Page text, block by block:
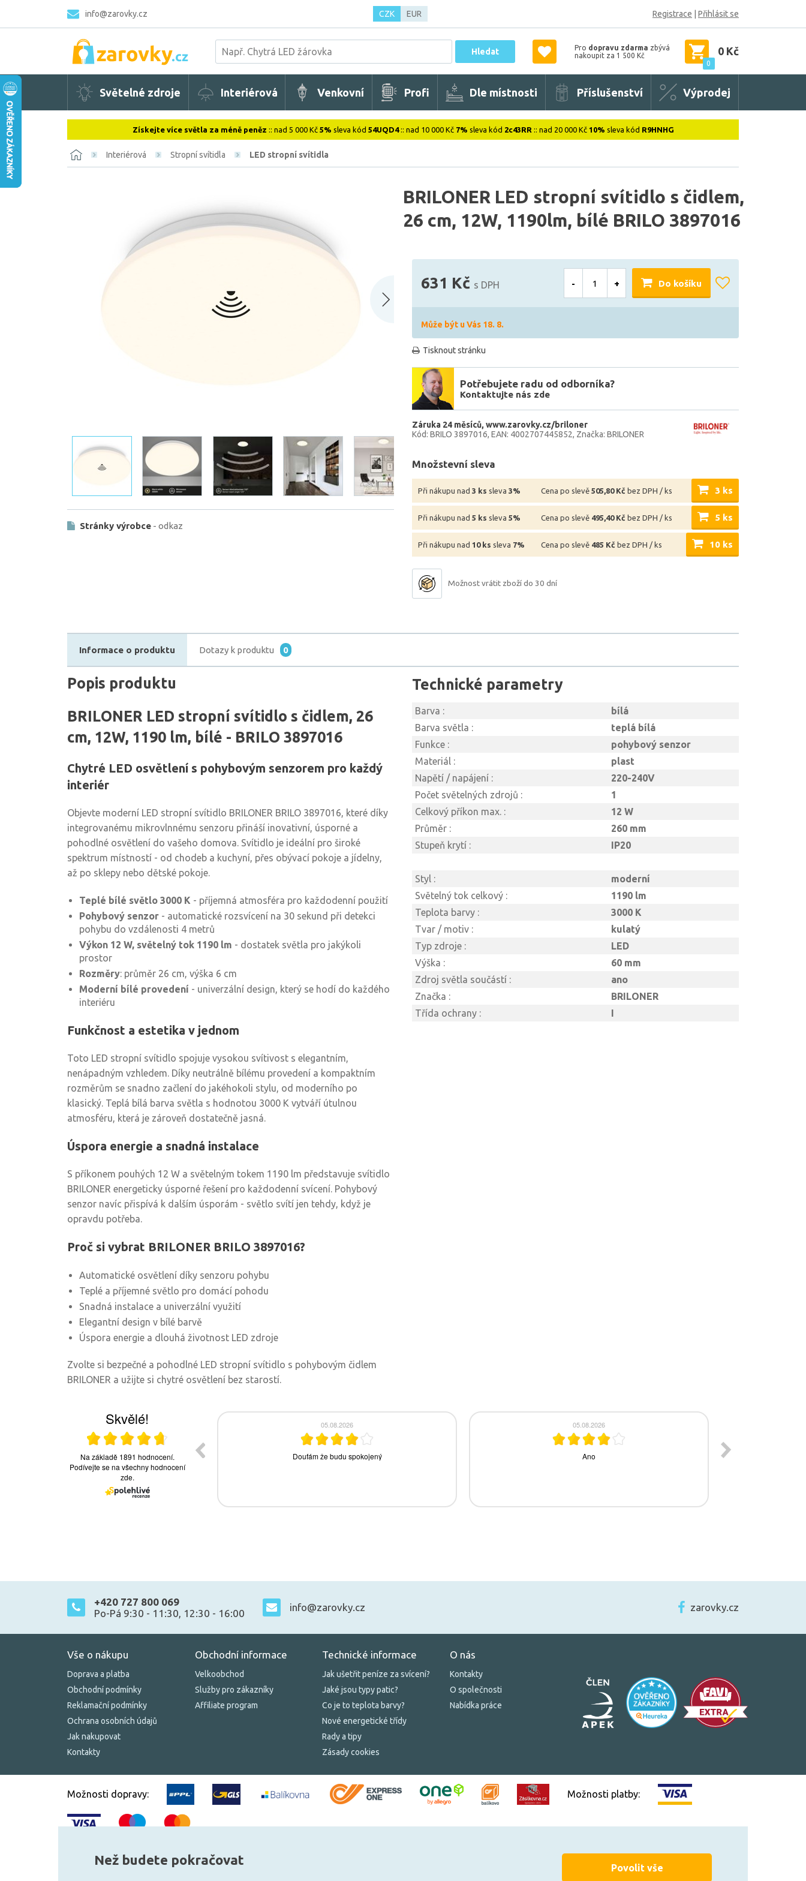
info@zarovky.cz CZK EUR Registrace Přihlásit se
Hledat Pro dopravu zdarma zbývá
nakoupit za 1 500 Kč
0
0 Kč
Světelné zdroje Interiérová Venkovní Profi Dle místnosti Příslušenství Výprodej
Získejte více světla za méně peněz :: nad 5 000 Kč 5% sleva kód 54UQD4:: nad 10 000 Kč 7% sleva kód 2c43RR :: nad 20 000 Kč 10% sleva kód R9HNHG
Interiérová Stropní svítidla LED stropní svítidla
BRILONER LED stropní svítidlo s čidlem,
26 cm, 12W, 1190lm, bílé BRILO 3897016
Stránky výrobce - odkaz
631 Kč s DPH - + Do košíku
Může být u Vás 18. 8.
Tisknout stránku
Potřebujete radu od odborníka?
Kontaktujte nás zde
Záruka 24 měsíců www.zarovky.cz/briloner
Kód: BRILO 3897016 EAN: 4002707445852 Značka: BRILONER
Množstevní sleva
Při nákupu nad 3 ks sleva 3% Cena po slevě 505,80 Kč bez DPH / ks 3 ks
Při nákupu nad 5 ks sleva 5% Cena po slevě 495,40 Kč bez DPH / ks 5 ks
Při nákupu nad 10 ks sleva 7% Cena po slevě 485 Kč bez DPH / ks 10 ks
Možnost vrátit zboží do 30 dní
Informace o produktu Dotazy k produktu 0
Popis produktu
BRILONER LED stropní svítidlo s čidlem, 26
cm, 12W, 1190 lm, bílé - BRILO 3897016
Chytré LED osvětlení s pohybovým senzorem pro každý
interiér
Objevte moderní LED stropní svítidlo BRILONER BRILO 3897016, které díky
integrovanému mikrovlnnému senzoru přináší inovativní, úsporné a
pohodlné osvětlení do vašeho domova. Svítidlo je ideální pro široké
spektrum místností - od chodeb a kuchyní, přes obývací pokoje a jídelny,
až po sklepy nebo dětské pokoje.
Teplé bílé světlo 3000 K - příjemná atmosféra pro každodenní použití
Pohybový senzor - automatické rozsvícení na 30 sekund při detekci
pohybu do vzdálenosti 4 metrů
Výkon 12 W, světelný tok 1190 lm - dostatek světla pro jakýkoli
prostor
Rozměry: průměr 26 cm, výška 6 cm
Moderní bílé provedení - univerzální design, který se hodí do každého
interiéru
Funkčnost a estetika v jednom
Toto LED stropní svítidlo spojuje vysokou svítivost s elegantním,
nenápadným vzhledem. Díky neutrálně bílému provedení a kompaktním
rozměrům se snadno začlení do jakéhokoli stylu, od moderního po
klasický. Teplá bílá barva světla s hodnotou 3000 K vytváří útulnou
atmosféru, která je zároveň dostatečně jasná.
Úspora energie a snadná instalace
S příkonem pouhých 12 W a světelným tokem 1190 lm představuje svítidlo
BRILONER energeticky úsporné řešení pro každodenní svícení. Pohybový
senzor navíc přispívá k dalším úsporám - světlo svítí jen tehdy, když je
opravdu potřeba.
Proč si vybrat BRILONER BRILO 3897016?
Automatické osvětlení díky senzoru pohybu
Teplé a příjemné světlo pro domácí pohodu
Snadná instalace a univerzální využití
Elegantní design v bílé barvě
Úspora energie a dlouhá životnost LED zdroje
Zvolte si bezpečné a pohodlné LED stropní svítidlo s pohybovým čidlem
BRILONER a užijte si chytré osvětlení bez starostí.
Technické parametry
Barva :
bílá
Barva světla :
teplá bílá
Funkce :
pohybový senzor
Materiál :
plast
Napětí / napájení :
220-240V
Počet světelných zdrojů :
1
Celkový příkon max. :
12 W
Průměr :
260 mm
Stupeň krytí :
IP20
Styl :
moderní
Světelný tok celkový :
1190 lm
Teplota barvy :
3000 K
Tvar / motiv :
kulatý
Typ zdroje :
LED
Výška :
60 mm
Zdroj světla součástí :
ano
Značka :
BRILONER
Třída ochrany :
I
+420 727 800 069
Po-Pá 9:30 - 11:30, 12:30 - 16:00
info@zarovky.cz zarovky.cz
Vše o nákupu
Doprava a platba
Obchodní podmínky
Reklamační podmínky
Ochrana osobních údajů
Jak nakupovat
Kontakty
Obchodní informace
Velkoobchod
Služby pro zákazníky
Affiliate program
Technické informace
Jak ušetřit peníze za svícení?
Jaké jsou typy patic?
Co je to teplota barvy?
Nové energetické třídy
Rady a tipy
Zásady cookies
O nás
Kontakty
O společnosti
Nabídka práce
Možnosti dopravy: Možnosti platby:
© 2010–2026 Všechna práva vyhrazena.žárovky.cz
Než budete pokračovat
Povolit vše